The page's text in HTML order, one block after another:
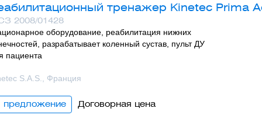
тренажер Kinetec Prima
2008/01428
оборудование, реабилитация нижних
разрабатывает коленный сустав, пульт ДУ
пациента
S.A.S., Франция
предложениe Договорная цена